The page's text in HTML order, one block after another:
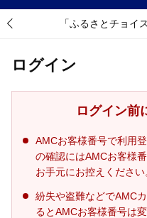
「ふるさとチョイ
ログイン
ログイン前
AMCお客様番号で利用
の確認にはAMCお客様
お手元にお控えください
紛失や盗難などでAMC
るとAMCお客様番号は